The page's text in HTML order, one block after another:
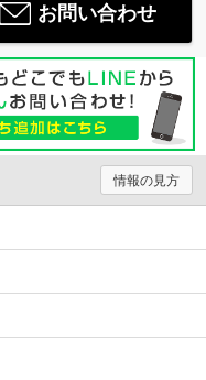
お問い合わせ
情報の見方